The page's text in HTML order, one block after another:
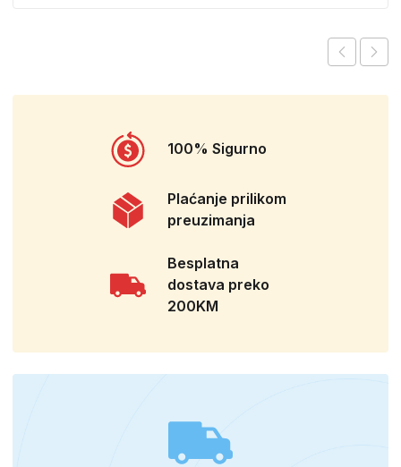
100% Sigurno
Plaćanje prilikom
preuzimanja
Besplatna
dostava preko
200KM